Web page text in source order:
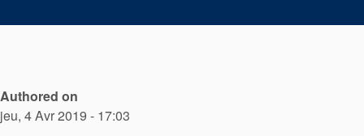
tresses
Système de
Authored on
jeu, 4 Avr 2019 - 17:03